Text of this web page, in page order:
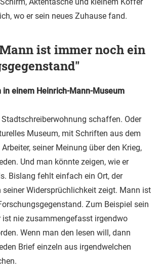
wo er sein neues Zuhause fand.
ist immer noch ein
in einem Heinrich-Mann-Museum
schaffen. Oder
Museum, mit Schriften aus dem
seiner Meinung über den Krieg,
Und man könnte zeigen, wie er
Bislang fehlt einfach ein Ort, der
seiner Widersprüchlichkeit zeigt. Mann ist
Zum Beispiel sein
ist nie zusammengefasst irgendwo
Wenn man den lesen will, dann
Brief einzeln aus irgendwelchen